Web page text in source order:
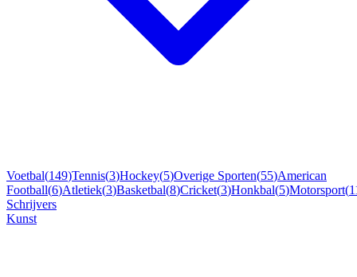
Voetbal(149)Tennis(3)Hockey(5)Overige Sporten(55)American
Football(6)Atletiek(3)Basketbal(8)Cricket(3)Honkbal(5)Motorsport(
Schrijvers
Kunst